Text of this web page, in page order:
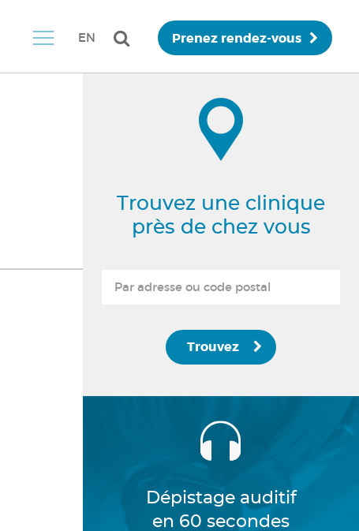
EN Prenez rendez-vous
Trouvez une clinique
près de chez vous
Trouvez
Dépistage auditif
en 60 secondes